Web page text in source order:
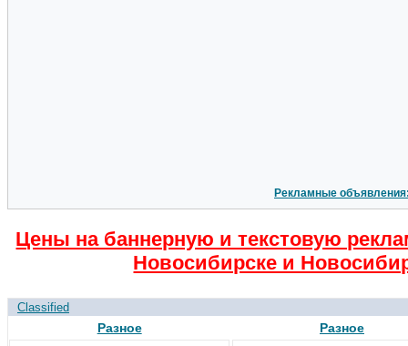
Рекламные
Цены на баннерную и текстовую
Новосибирске и
Classified
Разное Разное